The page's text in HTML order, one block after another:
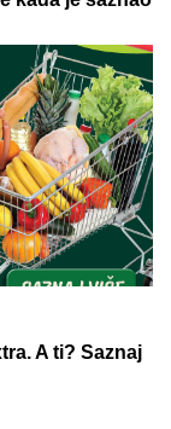
potrebno da
otkrio kako
i zašto
DEBLJI
IZLASCI"
progovorila